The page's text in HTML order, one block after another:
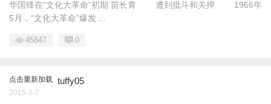
华国锋在“文化大革命”初期 苗长青 遭到批斗和关押 1966年
5月，“文化大革命”爆发 ...
45847 0
点击重新加载 tuffy05
2015-2-7